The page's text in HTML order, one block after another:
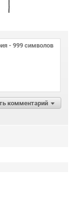
комментарий